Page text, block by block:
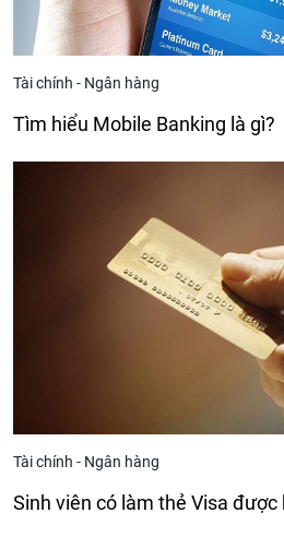
Tài chính - Ngân hàng
Tìm hiểu Mobile Banking là gì?
Tài chính - Ngân hàng
Sinh viên có làm thẻ Visa được